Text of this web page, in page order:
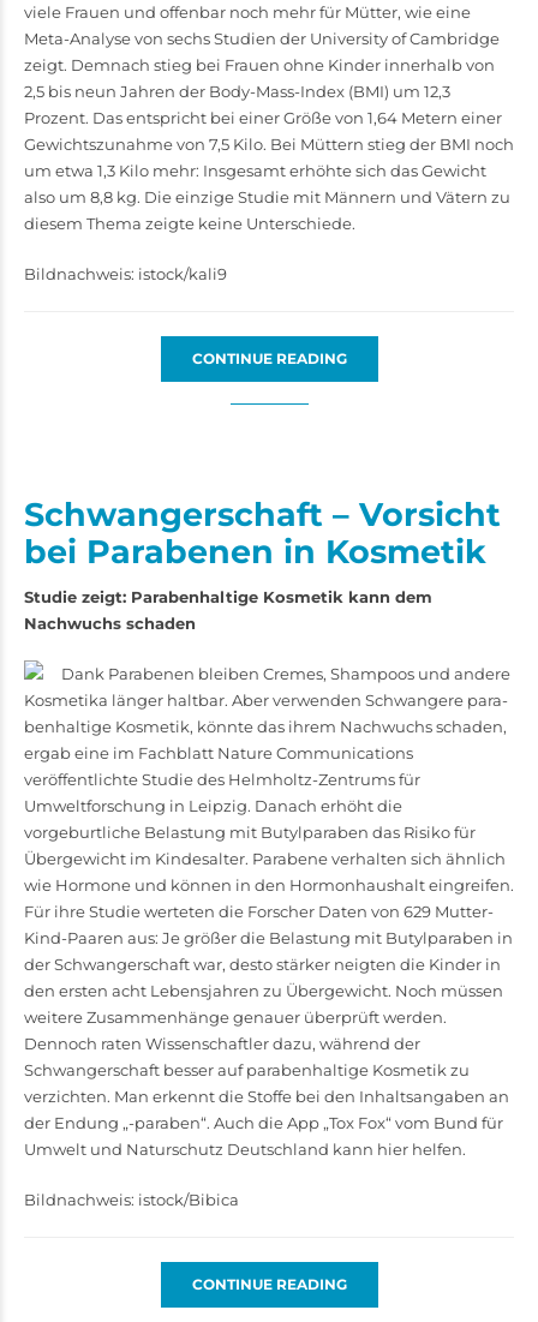
viele Frauen und offenbar noch mehr für Mütter, wie eine
Meta-Analyse von sechs Studien der University of Cambridge
zeigt. Demnach stieg bei Frauen ohne Kinder innerhalb von
2,5 bis neun Jahren der Body-Mass-Index (BMI) um 12,3
Prozent. Das entspricht bei einer Größe von 1,64 Metern einer
Gewichtszunahme von 7,5 Kilo. Bei Müttern stieg der BMI noch
um etwa 1,3 Kilo mehr: Insgesamt erhöhte sich das Gewicht
also um 8,8 kg. Die einzige Studie mit Männern und Vätern zu
diesem Thema zeigte keine Unterschiede.
Bildnachweis: istock/kali9
CONTINUE READING
Schwangerschaft – Vorsicht
bei Parabenen in Kosmetik
Studie zeigt: Parabenhaltige Kosmetik kann dem
Nachwuchs schaden
Dank Parabenen bleiben Cremes, Shampoos und andere
Kosmetika länger haltbar. Aber verwenden Schwangere para­
benhaltige Kosmetik, könnte das ihrem Nachwuchs schaden,
ergab eine im Fachblatt Nature Communications
veröffentlichte Studie des Helmholtz-Zentrums für
Umweltforschung in Leipzig. Danach erhöht die
vorgeburtliche Belastung mit Butylparaben das Risiko für
Übergewicht im Kindesalter. Parabene verhalten sich ähnlich
wie Hormone und können in den Hormonhaushalt eingreifen.
Für ihre Studie werteten die Forscher Daten von 629 Mutter-
Kind-Paaren aus: Je größer die Belastung mit Butylparaben in
der Schwangerschaft war, desto stärker neigten die Kinder in
den ersten acht Lebensjahren zu Übergewicht. Noch müssen
weitere Zusammen­hänge genauer überprüft werden.
Dennoch raten Wissenschaftler dazu, während der
Schwangerschaft besser auf parabenhaltige Kosmetik zu
verzichten. Man erkennt die Stoffe bei den Inhaltsangaben an
der Endung „-paraben“. Auch die App „Tox Fox“ vom Bund für
Umwelt und Naturschutz Deutschland kann hier helfen.
Bildnachweis: istock/Bibica
CONTINUE READING